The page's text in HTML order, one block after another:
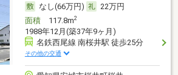
なし(66万円)
22万円
面積117.8m2
1988年12月(築37年9ヶ月)
名鉄西尾線 南桜井駅 徒歩25分
その他の交通